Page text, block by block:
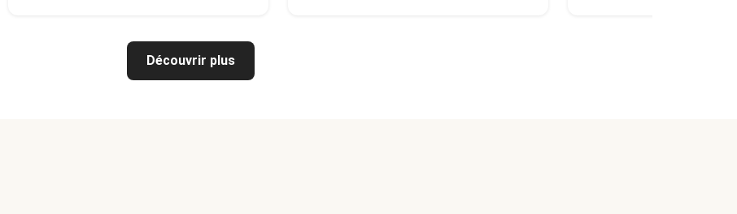
Découvrir plus